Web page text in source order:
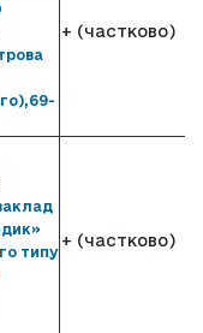
+ (частково)
типу
+ (частково)